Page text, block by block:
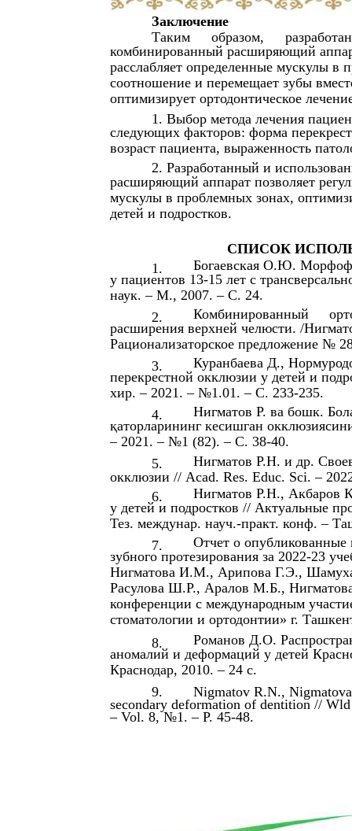
Заключение
Таким
образом,
комбинированный расширяющий
расслабляет определенные мускулы в
соотношение и перемещает зубы
оптимизирует ортодонтическое
1. Выбор метода лечения
следующих факторов: форма
возраст пациента, выраженность
2. Разработанный и
расширяющий аппарат позволяет
мускулы в проблемных зонах,
детей и подростков.
СПИСОК
1.
Богаевская О.Ю.
у пациентов 13-15 лет с
наук. – М., 2007. – С. 24.
2.
Комбинированный
расширения верхней челюсти. /
Рационализаторское предложение №
3.
Куранбаева Д.,
перекрестной окклюзии у детей и
хир. – 2021. – №1.01. – С. 233-235.
4.
Нигматов Р. ва бошк.
қаторларининг кесишган
– 2021. – №1 (82). – С. 38-40.
5.
Нигматов Р.Н. и др.
окклюзии // Acad. Res. Educ. Sci. –
6.
Нигматов Р.Н., Акбаров
у детей и подростков // Актуальные
Тез. междунар. науч.-практ. конф. –
7.
Отчет о опубликованные
зубного протезирования за 2022-23
Нигматова И.М., Арипова Г.Э.,
Расулова Ш.Р., Аралов М.Б.,
конференции с международным
стоматологии и ортодонтии» г.
8.
Романов Д.О.
аномалий и деформаций у детей
Краснодар, 2010. – 24 с.
9.
Nigmatov R.N.,
secondary deformation of dentition //
– Vol. 8, №1. – P. 45-48.